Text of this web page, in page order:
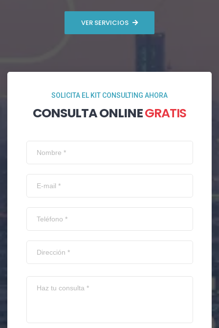
VER SERVICIOS
SOLICITA EL KIT CONSULTING AHORA
CONSULTA ONLINEGRATIS